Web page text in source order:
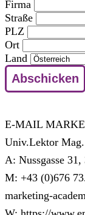
Firma
Straße
PLZ
Ort
Land
E-MAIL
Univ.Lektor
A: Nussgasse
M: +43 (0)676
marketing-